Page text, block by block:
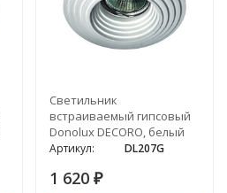
Светильник
встраиваемый гипсовый
Donolux DECORO, белый
Артикул: DL207G
1 620 ₽